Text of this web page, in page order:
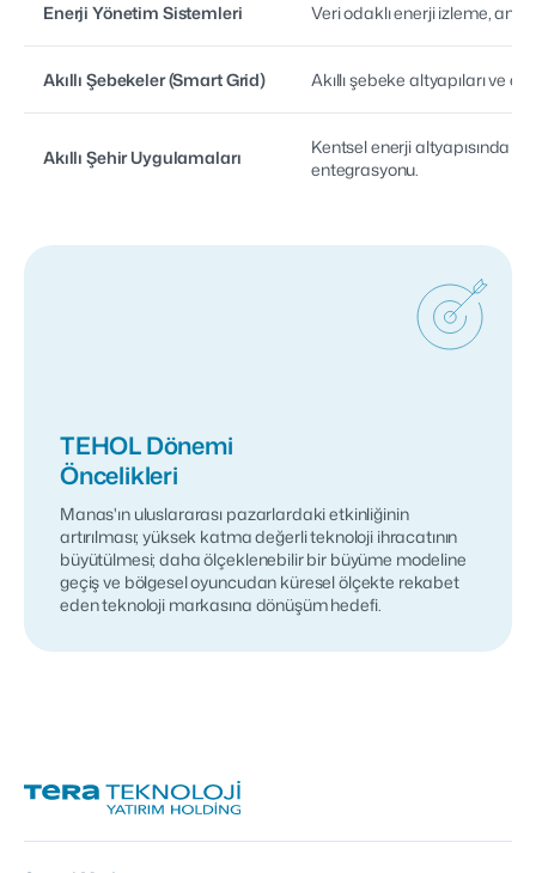
Enerji Yönetim Sistemleri Veri odaklı enerji izleme,
Akıllı Şebekeler (Smart Grid) Akıllı şebeke altyapıları ve
Akıllı Şehir Uygulamaları
Kentsel enerji altyapısında
entegrasyonu.
TEHOL Dönemi
Öncelikleri
Manas'ın uluslararası pazarlardaki etkinliğinin
artırılması; yüksek katma değerli teknoloji ihracatının
büyütülmesi; daha ölçeklenebilir bir büyüme modeline
geçiş ve bölgesel oyuncudan küresel ölçekte rekabet
eden teknoloji markasına dönüşüm hedefi.